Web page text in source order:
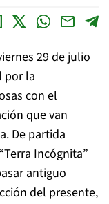
29 de julio
por la
con el
que van
De partida
Incógnita”
antiguo
del presente,